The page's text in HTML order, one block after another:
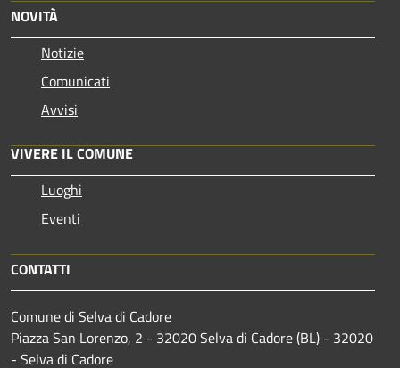
NOVITÀ
Notizie
Comunicati
Avvisi
VIVERE IL COMUNE
Luoghi
Eventi
CONTATTI
Comune di Selva di Cadore
Piazza San Lorenzo, 2 - 32020 Selva di Cadore (BL) - 32020
- Selva di Cadore